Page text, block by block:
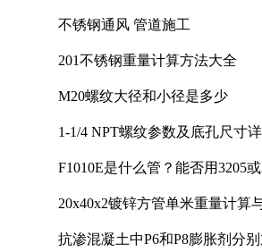
不锈钢通风 管道施工
201不锈钢重量计算方法大全
M20螺纹大径和小径是多少
1-1/4 NPT螺纹参数及底孔尺寸
F1010E是什么管？能否用3205
20x40x2镀锌方管单米重量计算
抗渗混凝土中P6和P8膨胀剂分